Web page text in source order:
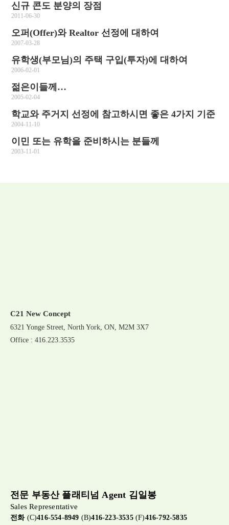
신규 콘도 분양의 장점
2011-06-30
오퍼(Offer)와 Realtor 선정에 대하여
2007-03-28
유학생(부모님)의 주택 구입(투자)에 대하여
2006-02-01
젊은이들께…
2005-02-04
학교와 주거지 선정에 참고하시면 좋은 4가지 기준
2004-11-10
이민 또는 유학을 준비하시는 분들께
2003-11-01
C21 New Concept
6321 Yonge Street, North York, ON, M2M 3X7
Office : 416.223.3535
전문 부동산 플래티넘 Agent 김일봉
Sales Representative
전화(C)416-554-8949 (B)416-223-3535(F)416-792-5835